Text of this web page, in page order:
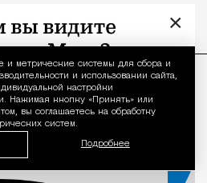
Уведомление
и метрические системы для сбора и
и использовании сайта,
настройки
Нажимая кнопку «Принять» или
вы соглашаетесь на обработку
систем.
Подробнее
в эскаписты.
×